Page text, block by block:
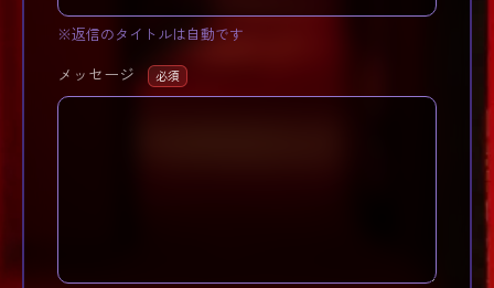
※返信のタイトルは自動です
メッセージ 必須